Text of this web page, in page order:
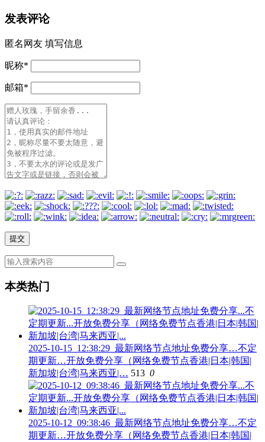
发表评论
匿名网友 填写信息
昵称*
邮箱*
本类热门
2025-10-15_12:38:29_最新网络节点地址免费分享…不定
期更新…开放免费分享（网络免费节点香港|日本|韩国|
新加坡|台湾|马来西亚|… 513 0
2025-10-12_09:38:46_最新网络节点地址免费分享…不定
期更新…开放免费分享（网络免费节点香港|日本|韩国|